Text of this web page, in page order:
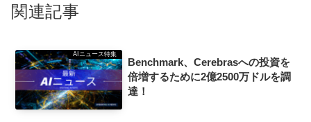
関連記事
AIニュース特集
Benchmark、Cerebrasへの投資を
倍増するために2億2500万ドルを調
達！